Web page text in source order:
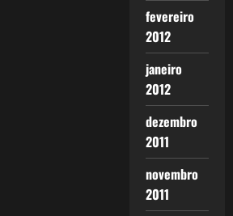
fevereiro
2012
janeiro
2012
dezembro
2011
novembro
2011